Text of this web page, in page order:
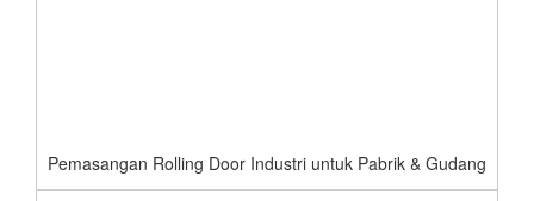
Pemasangan Rolling Door Industri untuk Pabrik & Gudang